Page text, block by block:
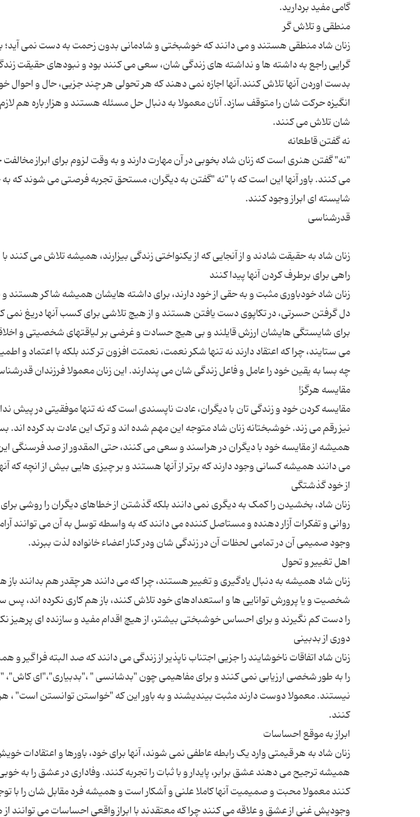
زنان شاد منطقی هستند و می دانند که خوشبختی و شادمانی بدون زحمت به دست نمی آید؛
گرایی راجع به داشته ها و نداشته های زندگی شان، سعی می کنند بود و نبودهای حقیقت
بدست اوردن آنها تلاش کنند.آنها اجازه نمی دهند که هر تحولی هر چند جزیی، حال و احوال
انگیزه حرکت شان را متوقف سازد. آنان معمولا به دنبال حل مسئله هستند و هزار باره هم
"نه" گفتن هنری است که زنان شاد بخوبی در آن مهارت دارند و به وقت لزوم برای ابراز
می کنند. باور آنها این است که با "نه "گفتن به دیگران، مستحق تجربه فرصتی می شوند که
زنان شاد به حقیقت شادند و از آنجایی که از یکنواختی زندگی بیزارند، همیشه تلاش می کنند
زنان شاد خودباوری مثبت و به حقی از خود دارند، برای داشته هایشان همیشه شاکر هستند و
دل گرفتن حسرتی، در تکاپوی دست یافتن هستند و از هیچ تلاشی برای کسب آنها دریغ نمی
برای شایستگی هایشان ارزش قایلند و بی هیچ حسادت و غرضی بر لیاقتهای شخصیتی و
می ستایند، چرا که اعتقاد دارند نه تنها شکر نعمت، نعمتت افزون تر کند بلکه با اعتماد و
مقایسه کردن خود و زندگی تان با دیگران، عادت ناپسندی است که نه تنها موفقیتی در پیش
نیز رقم می زند. خوشبختانه زنان شاد متوجه این مهم شده اند و ترک این عادت بد کرده اند.
همیشه از مقایسه خود با دیگران در هراسند و سعی می کنند، حتی المقدور از صد فرسنگی
زنان شاد، بخشیدن را کمک به دیگری نمی دانند بلکه گذشتن از خطاهای دیگران را روشی
روانی و تفکرات آزار دهنده و مستاصل کننده می دانند که به واسطه توسل به آن می توانند
زنان شاد همیشه به دنبال یادگیری و تغییر هستند، چرا که می دانند هر چقدر هم بدانند باز
شخصیت و یا پرورش توانایی ها و استعدادهای خود تلاش کنند، باز هم کاری نکرده اند،
زنان شاد اتفاقات ناخوشایند را جزیی اجتناب ناپذیر از زندگی می دانند که صد البته فراگیر
را به طور شخصی ارزیابی نمی کنند و برای مفاهیمی چون "بدشانسی " ،"بدبیاری"،"ای کاش"،
نیستند. معمولا دوست دارند مثبت بیندیشند و به باور این که "خواستن توانستن است" ،
زنان شاد به هر قیمتی وارد یک رابطه عاطفی نمی شوند، آنها برای خود، باورها و اعتقادات
همیشه ترجیح می دهند عشق برابر، پایدار و با ثبات را تجربه کنند. وفاداری در عشق را به
کنند معمولا محبت و صمیمیت آنها کاملا علنی و آشکار است و همیشه فرد مقابل شان را با
وجودیش غنی از عشق و علاقه می کنند چرا که معتقدند با ابراز واقعی احساسات می توانند